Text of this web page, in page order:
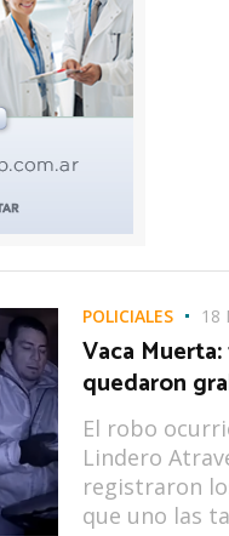
POLICIALES 18
Vaca
quedaron
El robo
Lindero
registraron
que uno las